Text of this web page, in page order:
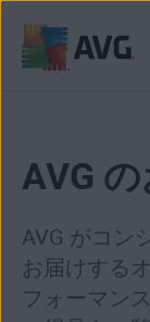
ン
ツ
移
動
AVG
AVG がコン
お届けする
フォーマン